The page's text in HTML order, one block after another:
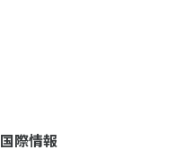
国際情報